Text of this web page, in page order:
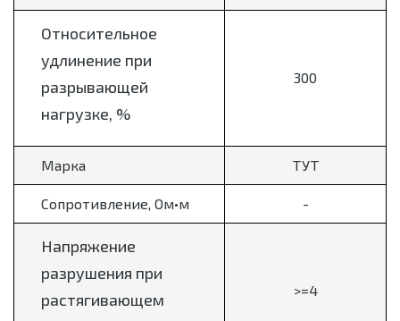
Относительное
удлинение при
разрывающей
нагрузке, %
300
Марка ТУТ
Сопротивление, Ом•м -
Напряжение
разрушения при
растягивающем
>=4